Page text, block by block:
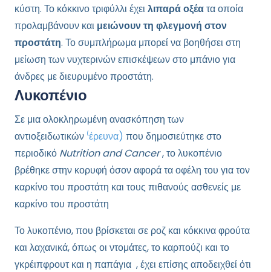
κύστη. Το κόκκινο τριφύλλι έχει λιπαρά οξέατα οποία
προλαμβάνουν και μειώνουν τη φλεγμονή στον
προστάτη. Το συμπλήρωμα μπορεί να βοηθήσει στη
μείωση των νυχτερινών επισκέψεων στο μπάνιο για
άνδρες με διευρυμένο προστάτη.
Λυκοπένιο
Σε μια ολοκληρωμένη ανασκόπηση των
αντιοξειδωτικών ⁽έρευνα) που δημοσιεύτηκε στο
περιοδικό Nutrition and Cancer, το λυκοπένιο
βρέθηκε στην κορυφή όσον αφορά τα οφέλη του για τον
καρκίνο του προστάτη και τους πιθανούς ασθενείς με
καρκίνο του προστάτη
Το λυκοπένιο, που βρίσκεται σε ροζ και κόκκινα φρούτα
και λαχανικά, όπως οι ντομάτες, το καρπούζι και το
γκρέιπφρουτ και η παπάγια , έχει επίσης αποδειχθεί ότι